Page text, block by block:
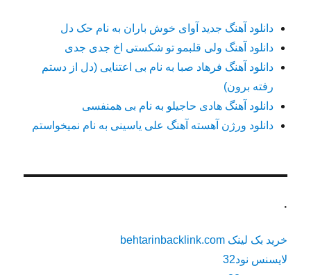
دانلود آهنگ جدید آوای خوش باران به نام حک دل
دانلود آهنگ ولی قلبمو تو شکستی اخ جدی جدی
دانلود آهنگ فرهاد صبا به نام بی اعتنایی (دل از دستم
رفته برون)
دانلود آهنگ هادی حاجیلو به نام بی همنفسی
دانلود ورژن آهسته آهنگ علی یاسینی به نام نمیخواستم
.
خرید بک لینک behtarinbacklink.com
لایسنس نود32